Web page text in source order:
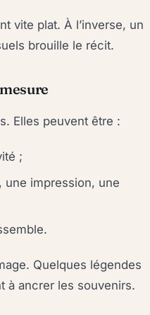
vite plat. À l’inverse, un
brouille le récit.
Elles peuvent être :
;
une impression, une
Quelques légendes
à ancrer les souvenirs.